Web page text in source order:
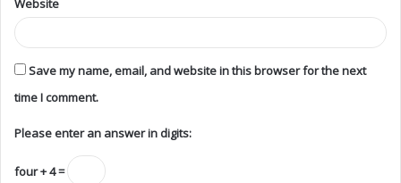
Website
Save my name, email, and website in this browser for the next
time I comment.
Please enter an answer in digits:
four + 4 =